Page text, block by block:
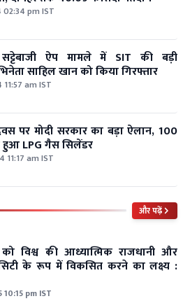
02:34 pm IST
ऐप मामले में SIT की बड़ी
साहिल खान को किया गिरफ्तार
am IST
पर मोदी सरकार का बड़ा ऐलान, 100
LPG गैस सिलेंडर
11:17 am IST
और पढ़ें
विश्व की आध्यात्मिक राजधानी और
के रूप में विकसित करने का लक्ष्य :
pm IST